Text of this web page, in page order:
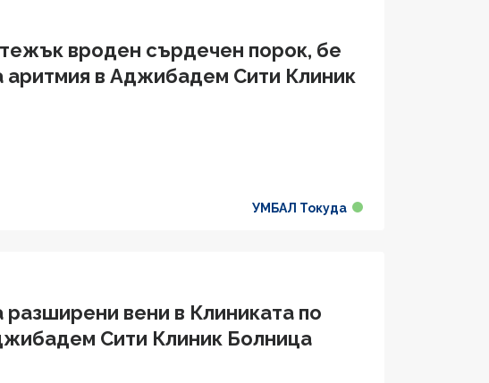
вроден сърдечен порок, бе
аритмия в Аджибадем Сити Клиник
УМБАЛ Токуда
разширени вени в Клиниката по
Сити Клиник Болница